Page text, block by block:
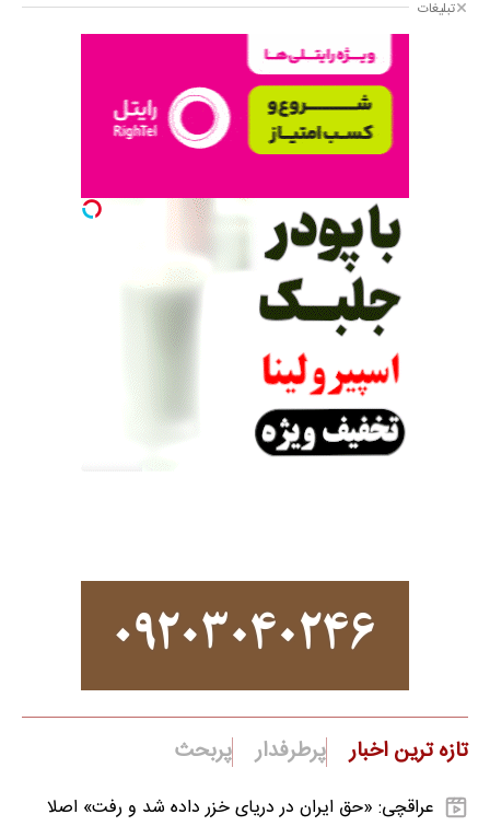
تبلیغات
تازه ترین اخبار پرطرفدار پربحث
عراقچی: «حق ایران در دریای خزر داده شد و رفت» اصلا